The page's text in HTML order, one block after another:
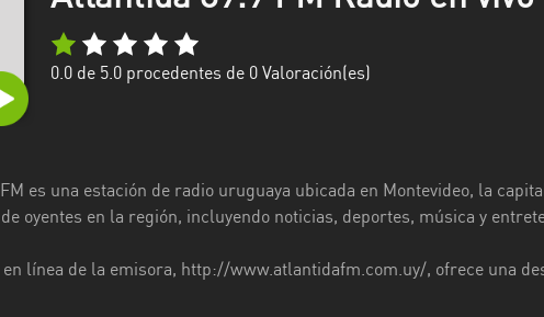
0.0de 5.0 procedentes de 0Valoración(es)
es una estación de radio uruguaya ubicada en Montevideo, la
oyentes en la región, incluyendo noticias, deportes, música y
línea de la emisora, http://www.atlantidafm.com.uy/, ofrece una